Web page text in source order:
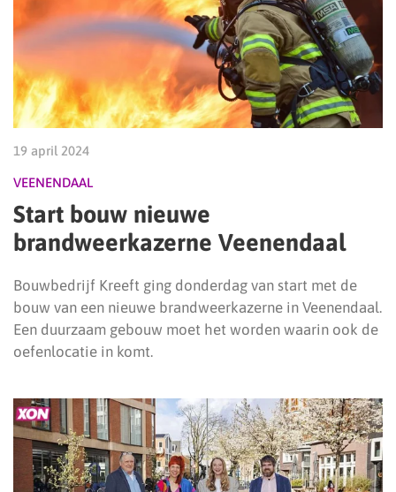
19 april 2024
VEENENDAAL
Start bouw nieuwe
brandweerkazerne Veenendaal
Bouwbedrijf Kreeft ging donderdag van start met de
bouw van een nieuwe brandweerkazerne in Veenendaal.
Een duurzaam gebouw moet het worden waarin ook de
oefenlocatie in komt.